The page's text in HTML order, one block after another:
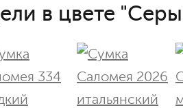
в цвете